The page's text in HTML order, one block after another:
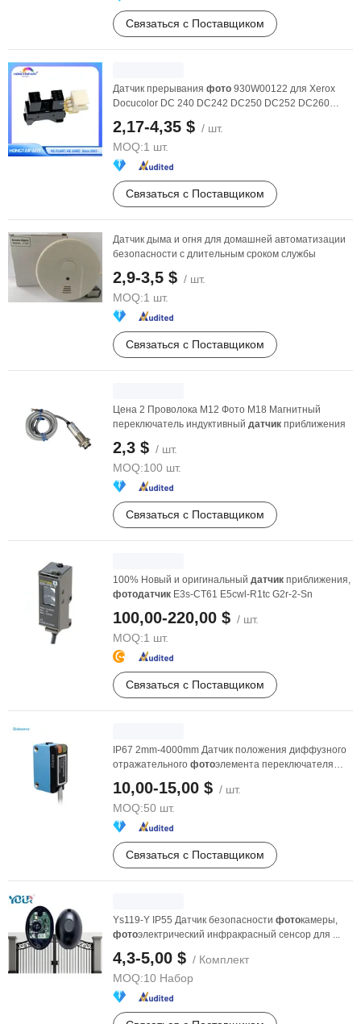
Связаться с Поставщиком
Датчик прерывания фото 930W00122 для Xerox
Docucolor DC 240 DC242 DC250 DC252 DC260
Запасные части ...
2,17-4,35 $ / шт.
MOQ:1 шт.
Связаться с Поставщиком
Датчик дыма и огня для домашней автоматизации
безопасности с длительным сроком службы
2,9-3,5 $ / шт.
MOQ:1 шт.
Связаться с Поставщиком
Цена 2 Проволока M12 Фото M18 Магнитный
переключатель индуктивный датчик приближения
2,3 $ / шт.
MOQ:100 шт.
Связаться с Поставщиком
100% Новый и оригинальный датчик приближения,
фотодатчик E3s-CT61 E5cwl-R1tc G2r-2-Sn
100,00-220,00 $ / шт.
MOQ:1 шт.
Связаться с Поставщиком
IP67 2mm-4000mm Датчик положения диффузного
отражательного фотоэлемента переключателя
10,00-15,00 $ / шт.
MOQ:50 шт.
Связаться с Поставщиком
Ys119-Y IP55 Датчик безопасности фотокамеры,
фотоэлектрический инфракрасный сенсор для ...
4,3-5,00 $ / Комплект
MOQ:10 Набор